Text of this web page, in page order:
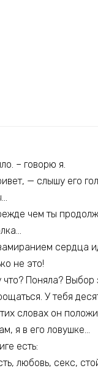
– говорю я.
— слышу его
чем ты
сердца
не это!
что? Поняла?
У тебя
словах он
я в его ловушке…
есть:
любовь, секс,